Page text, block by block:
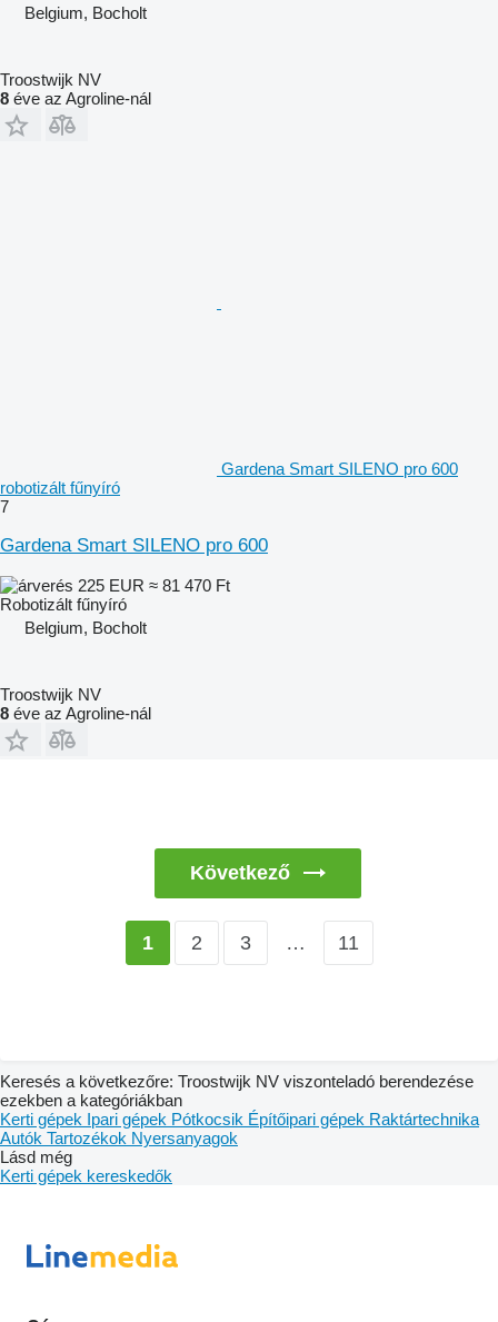
Belgium, Bocholt
Troostwijk NV
8 éve az Agroline-nál
Gardena Smart SILENO pro 600
robotizált fűnyíró
7
Gardena Smart SILENO pro 600
225 EUR ≈ 81 470 Ft
Robotizált fűnyíró
Belgium, Bocholt
Troostwijk NV
8 éve az Agroline-nál
Következő
1 2 3 … 11
Keresés a következőre: Troostwijk NV viszonteladó berendezése
ezekben a kategóriákban
Kerti gépek Ipari gépek Pótkocsik Építőipari gépek Raktártechnika
Autók Tartozékok Nyersanyagok
Lásd még
Kerti gépek kereskedők